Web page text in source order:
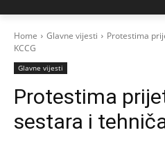
Home Glavne vijesti
Protestima
KCCG
Glavne vijesti
Protestima
sestara i